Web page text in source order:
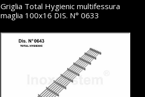
Griglia Total Hygienic multifessura
maglia 100x16 DIS. N° 0633